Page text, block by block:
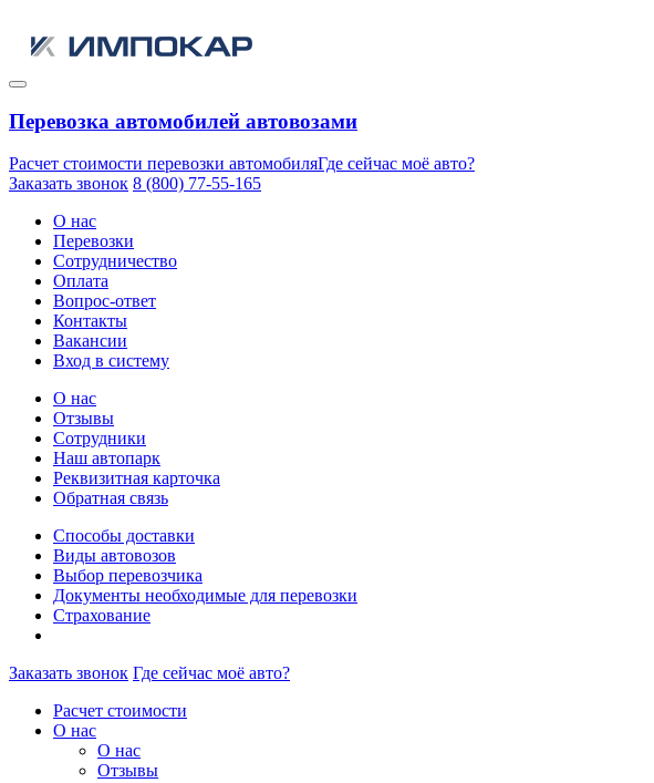
Перевозка автомобилей автовозами
Расчет стоимости перевозки автомобиляГде сейчас моё авто?
Заказать звонок 8 (800) 77-55-165
О нас
Перевозки
Сотрудничество
Оплата
Вопрос-ответ
Контакты
Вакансии
Вход в систему
О нас
Отзывы
Сотрудники
Наш автопарк
Реквизитная карточка
Обратная связь
Способы доставки
Виды автовозов
Выбор перевозчика
Документы необходимые для перевозки
Страхование
Заказать звонок Где сейчас моё авто?
Расчет стоимости
О нас
О нас
Отзывы